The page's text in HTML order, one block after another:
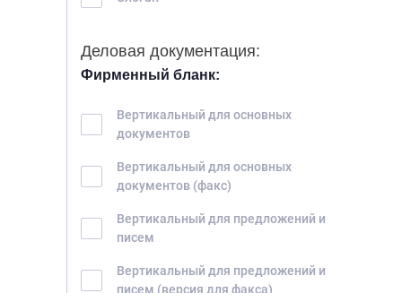
Деловая документация:
Фирменный бланк:
Вертикальный для основных
документов
Вертикальный для основных
документов (факс)
Вертикальный для предложений и
писем
Вертикальный для предложений и
писем (версия для факса)